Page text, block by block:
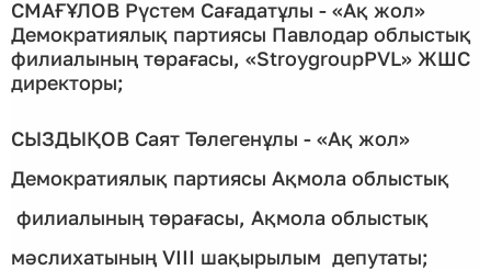
СМАҒҰЛОВ Рүстем Сағадатұлы - «Ақ жол»
Демократиялық партиясы Павлодар облыстық
филиалының төрағасы, «StroygroupPVL» ЖШС
директоры;
СЫЗДЫҚОВ Саят Төлегенұлы - «Ақ жол»
Демократиялық партиясы Ақмола облыстық
филиалының төрағасы, Ақмола облыстық
мәслихатының VIІI шақырылым депутаты;